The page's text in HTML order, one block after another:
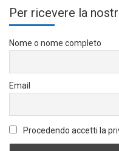
Per ricevere la
Nome o nome completo
Email
Procedendo accetti la